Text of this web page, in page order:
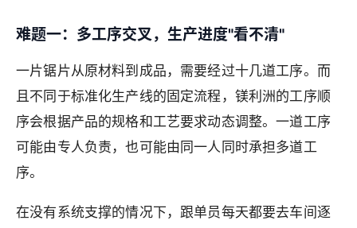
难题一：多工序交叉，生产进度"看不清"
一片锯片从原材料到成品，需要经过十几道工序。而
且不同于标准化生产线的固定流程，镁利洲的工序顺
序会根据产品的规格和工艺要求动态调整。一道工序
可能由专人负责，也可能由同一人同时承担多道工
序。
在没有系统支撑的情况下，跟单员每天都要去车间逐